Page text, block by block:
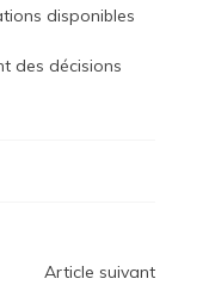
disponibles
des décisions
Article suivant